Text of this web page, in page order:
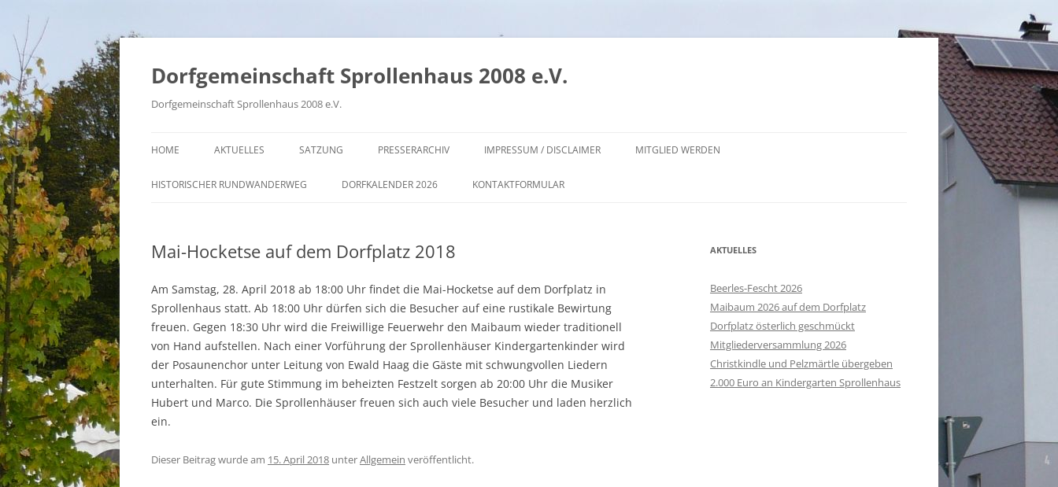
Zum
springen
Dorfgemeinschaft Sprollenhaus 2008 e.V.
Dorfgemeinschaft Sprollenhaus 2008 e.V.
HOME AKTUELLES SATZUNG PRESSERARCHIV IMPRESSUM / DISCLAIMER MITGLIED WERDEN
HISTORISCHER RUNDWANDERWEG DORFKALENDER 2026 KONTAKTFORMULAR
Mai-Hocketse auf dem Dorfplatz 2018
Am Samstag, 28. April 2018 ab 18:00 Uhr findet die Mai-Hocketse auf dem Dorfplatz in
Sprollenhaus statt. Ab 18:00 Uhr dürfen sich die Besucher auf eine rustikale Bewirtung
freuen. Gegen 18:30 Uhr wird die Freiwillige Feuerwehr den Maibaum wieder traditionell
von Hand aufstellen. Nach einer Vorführung der Sprollenhäuser Kindergartenkinder wird
der Posaunenchor unter Leitung von Ewald Haag die Gäste mit schwungvollen Liedern
unterhalten. Für gute Stimmung im beheizten Festzelt sorgen ab 20:00 Uhr die Musiker
Hubert und Marco. Die Sprollenhäuser freuen sich auch viele Besucher und laden herzlich
ein.
Dieser Beitrag wurde am 15. April 2018 unterAllgemein veröffentlicht.
AKTUELLES
Beerles-Fescht 2026
Maibaum 2026 auf dem Dorfplatz
Dorfplatz österlich geschmückt
Mitgliederversammlung 2026
Christkindle und Pelzmärtle übergeben
2.000 Euro an Kindergarten Sprollenhaus